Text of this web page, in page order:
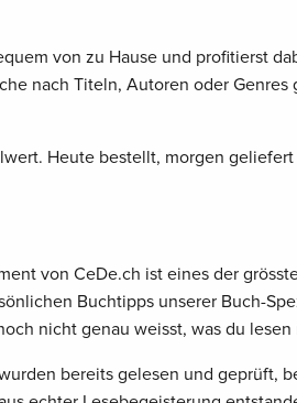
von zu Hause und profitierst
nach Titeln, Autoren oder Genres
Heute bestellt, morgen
von CeDe.ch ist eines der
Buchtipps unserer Buch-
nicht genau weisst, was du lesen
bereits gelesen und geprüft,